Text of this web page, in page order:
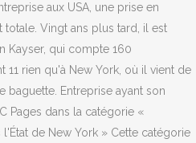
aux USA, une prise en
Vingt ans plus tard, il est
Kayser, qui compte 160
11 rien qu'à New York, où il vient de
Entreprise ayant son
2 C Pages dans la catégorie «
de New York » Cette catégorie